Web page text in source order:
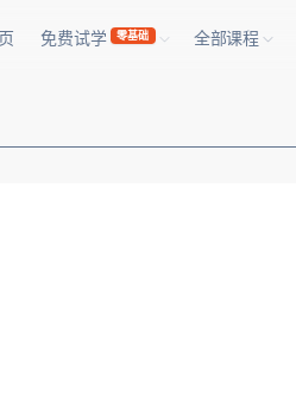
免费试学 零基础 全部课程